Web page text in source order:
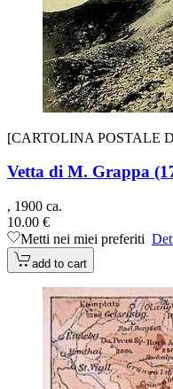
[CARTOLINA POSTALE
Vetta di M. Grappa
, 1900 ca.
10.00 €
Metti nei miei preferiti
add to cart